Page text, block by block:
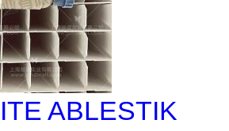
ABLESTIK